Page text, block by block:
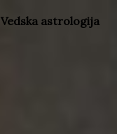
Vedska astrologija